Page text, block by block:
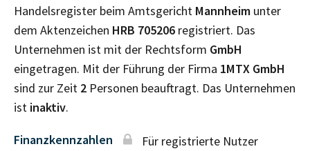
Handelsregister beim Amtsgericht Mannheim unter
dem Aktenzeichen HRB 705206 registriert. Das
Unternehmen ist mit der Rechtsform GmbH
eingetragen. Mit der Führung der Firma 1MTX GmbH
sind zur Zeit 2 Personen beauftragt. Das Unternehmen
ist inaktiv.
Finanzkennzahlen Für registrierte Nutzer